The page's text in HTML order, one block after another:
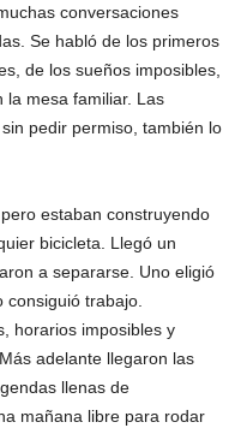
conversaciones
Se habló de los primeros
de los sueños imposibles,
la mesa familiar. Las
pedir permiso, también lo
estaban construyendo
bicicleta. Llegó un
a separarse. Uno eligió
trabajo.
horarios imposibles y
adelante llegaron las
llenas de
mañana libre para rodar